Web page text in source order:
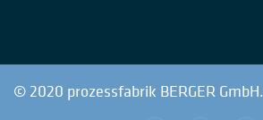
© 2020 prozessfabrik BERGER GmbH.